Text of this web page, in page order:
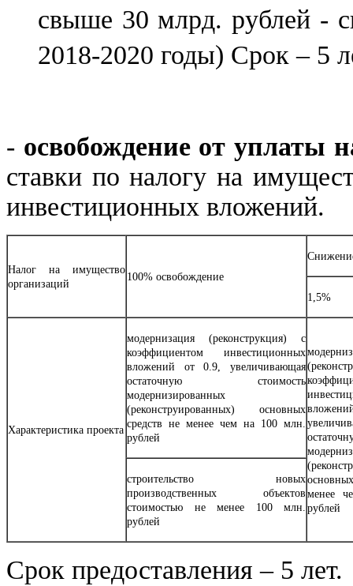
свыше 30 млрд. рублей -
2018-2020 годы) Срок – 5
- освобождение от уплаты
ставки по налогу на
инвестиционных вложений.
Налог на имущество
организаций
100% освобождение
1,5%
Характеристика проекта
модернизация (реконструкция) с
коэффициентом инвестиционных
вложений от 0.9, увеличивающая
остаточную стоимость
модернизированных
(реконструированных) основных
средств не менее чем на 100 млн.
рублей
менее
рублей
строительство новых
производственных объектов
стоимостью не менее 100 млн.
рублей
Срок предоставления – 5 лет.